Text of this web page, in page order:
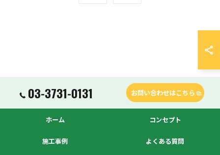
03-3731-0131 お問い合わせはこちら
ホーム コンセプト
施工事例 よくある質問